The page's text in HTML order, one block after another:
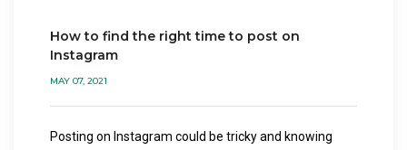
How to find the right time to post on
Instagram
MAY 07, 2021
Posting on Instagram could be tricky and knowing